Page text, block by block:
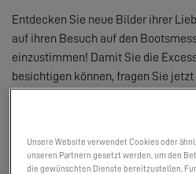
Entdecken Sie neue Bilder ihrer
auf ihren Besuch auf den
einzustimmen! Damit Sie die
besichtigen können, fragen Sie jetzt
Die Excess 12 und ihr elegantes
Unsere Website verwendet Cookies oder
unseren Partnern gesetzt werden, um den
die gewünschten Dienste bereitzustellen,